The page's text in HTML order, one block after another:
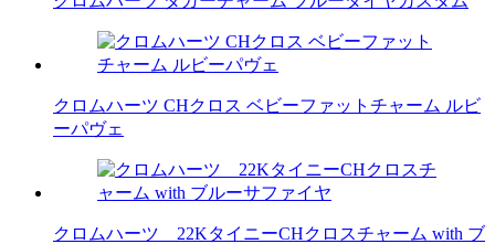
クロムハーツ CHクロス ベビーファットチャーム ルビ
ーパヴェ
クロムハーツ 22KタイニーCHクロスチャーム with ブ